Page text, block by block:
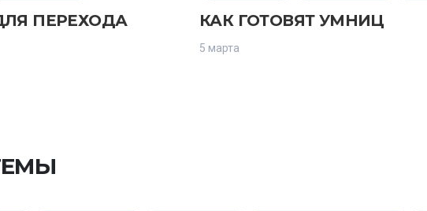
ПЕРЕХОДА КАК ГОТОВЯТ УМНИЦ
5 марта